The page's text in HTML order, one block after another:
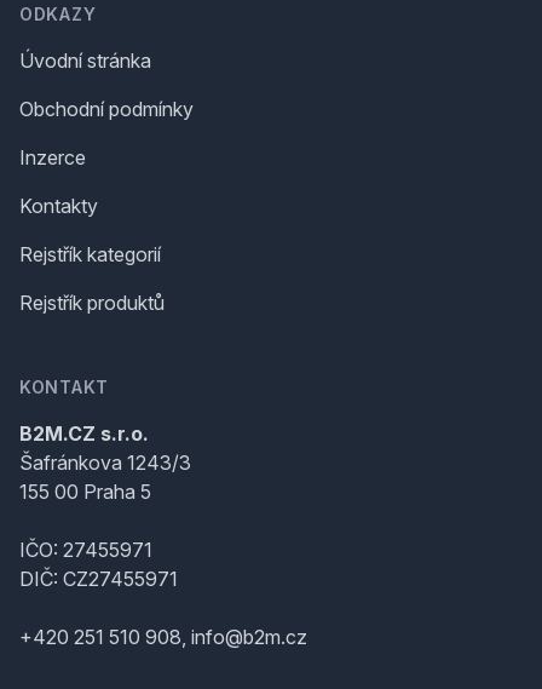
ODKAZY
Úvodní stránka
Obchodní podmínky
Inzerce
Kontakty
Rejstřík kategorií
Rejstřík produktů
KONTAKT
B2M.CZ s.r.o.
Šafránkova 1243/3
155 00 Praha 5
IČO: 27455971
DIČ: CZ27455971
+420 251 510 908, info@b2m.cz